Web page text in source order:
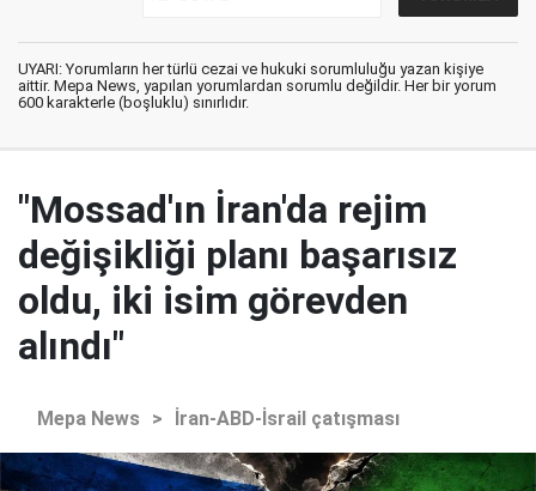
UYARI: Yorumların her türlü cezai ve hukuki sorumluluğu yazan kişiye
aittir. Mepa News, yapılan yorumlardan sorumlu değildir. Her bir yorum
600 karakterle (boşluklu) sınırlıdır.
"Mossad'ın İran'da rejim
değişikliği planı başarısız
oldu, iki isim görevden
alındı"
Mepa News > İran-ABD-İsrail çatışması